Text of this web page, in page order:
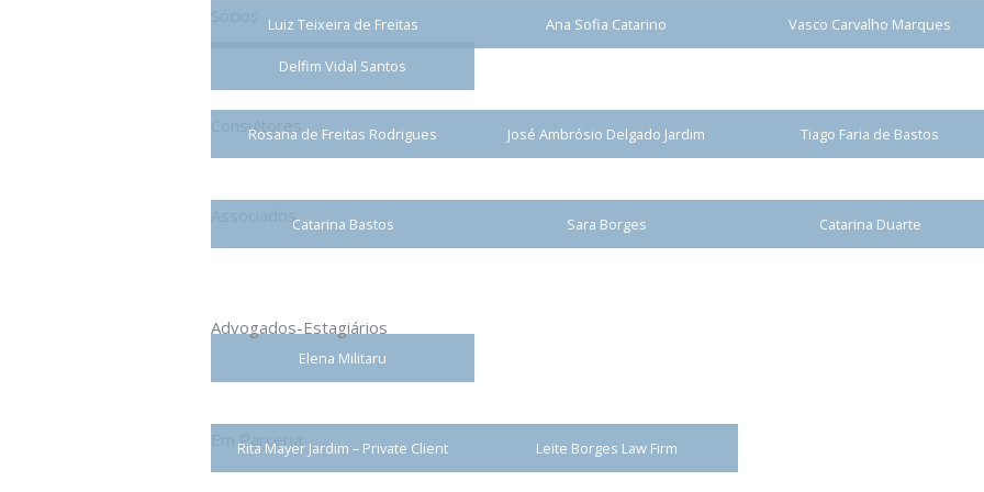
Luiz Teixeira de Freitas Ana Sofia Catarino Vasco Carvalho Marques
Delfim Vidal Santos
Consultores
Rosana de Freitas Rodrigues José Ambrósio Delgado Jardim Tiago Faria de Bastos
AssociadosCatarina Bastos Sara Borges Catarina Duarte
Advogados-Estagiários
Elena Militaru
Em Parceria:
Rita Mayer Jardim – Private Client Leite Borges Law Firm